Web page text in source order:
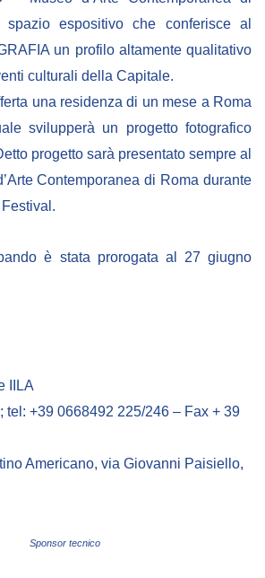
spazio espositivo che conferisce al
un profilo altamente qualitativo
culturali della Capitale.
una residenza di un mese a Roma
svilupperà un progetto fotografico
progetto sarà presentato sempre al
Contemporanea di Roma durante
Festival.
è stata prorogata al 27 giugno
IILA
tel: +39 0668492 225/246 – Fax + 39
Americano, via Giovanni Paisiello,
Sponsor tecnico